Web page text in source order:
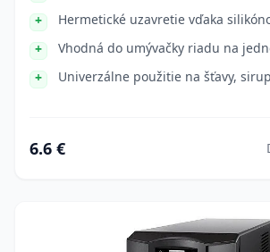
Hermetické uzavretie vďaka
Vhodná do umývačky riadu na
Univerzálne použitie na šťavy,
6.6 €